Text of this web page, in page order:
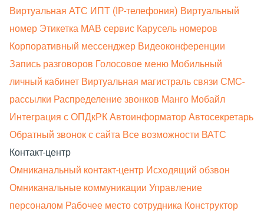
Виртуальная АТС ИПТ (IP-телефония) Виртуальный
номер Этикетка МАВ сервис Карусель номеров
Корпоративный мессенджер Видеоконференции
Запись разговоров Голосовое меню Мобильный
личный кабинет Виртуальная магистраль связи СМС-
рассылки Распределение звонков Манго Мобайл
Интеграция с ОПДкРК Автоинформатор Автосекретарь
Обратный звонок с сайта Все возможности ВАТС
Контакт-центр
Омниканальный контакт-центр Исходящий обзвон
Омниканальные коммуникации Управление
персоналом Рабочее место сотрудника Конструктор